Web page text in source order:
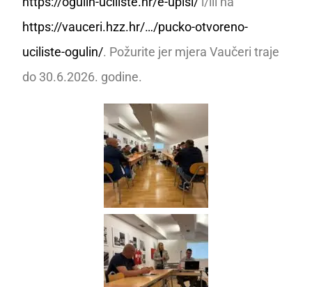
https://vauceri.hzz.hr/…/pucko-otvoreno-
uciliste-ogulin/. Požurite jer mjera Vaučeri traje
do 30.6.2026. godine.